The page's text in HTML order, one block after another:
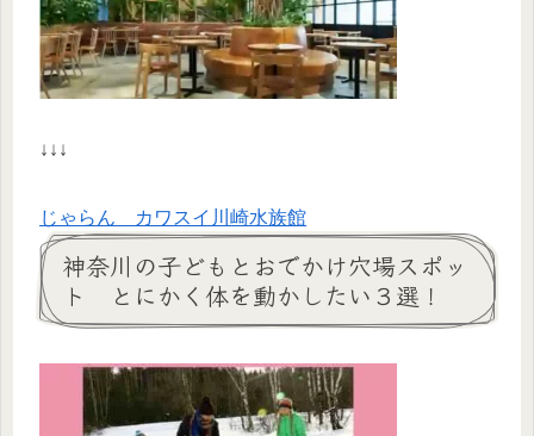
↓↓↓
じゃらん カワスイ川崎水族館
神奈川の子どもとおでかけ穴場スポッ
ト とにかく体を動かしたい３選！